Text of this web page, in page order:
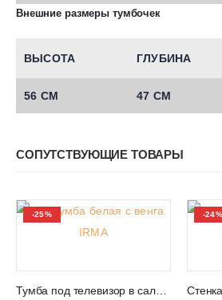
Внешние размеры тумбочек
ВЫСОТА ГЛУБИНА
56 СМ 47 СМ
СОПУТСТВУЮЩИЕ ТОВАРЫ
-25%
Тумба под телевизор в салон Израиль IRMA
-24%